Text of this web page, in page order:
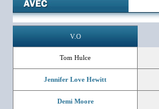
V.O
Tom Hulce
Jennifer Love Hewitt
Demi Moore